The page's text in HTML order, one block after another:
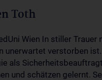
Toth
Wien In stiller
unerwartet verstorben
als
und schätzen gelernt.